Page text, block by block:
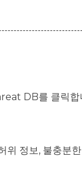
DB를 클릭합
정보, 불충분